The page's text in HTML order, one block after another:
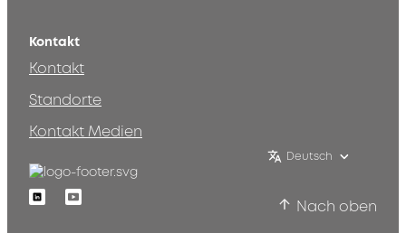
Kontakt
Kontakt
Standorte
Kontakt Medien
Deutsch
LinkedinYoutube
Nach oben